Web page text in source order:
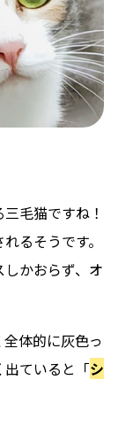
三毛猫ですね！
るそうです。
かおらず、オ
体的に灰色っ
ていると「シ